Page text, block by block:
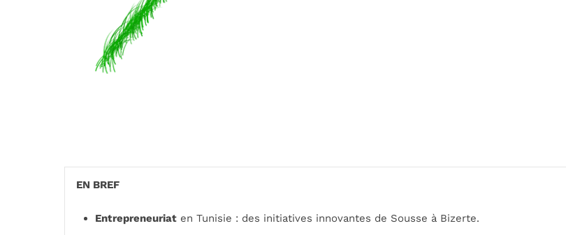
EN BREF
Entrepreneuriat en Tunisie : des initiatives innovantes de Sousse à Bizerte.